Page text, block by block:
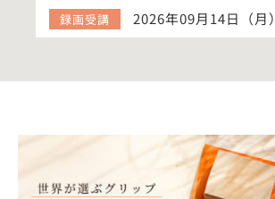
録画受講 2026年09月14日（月）